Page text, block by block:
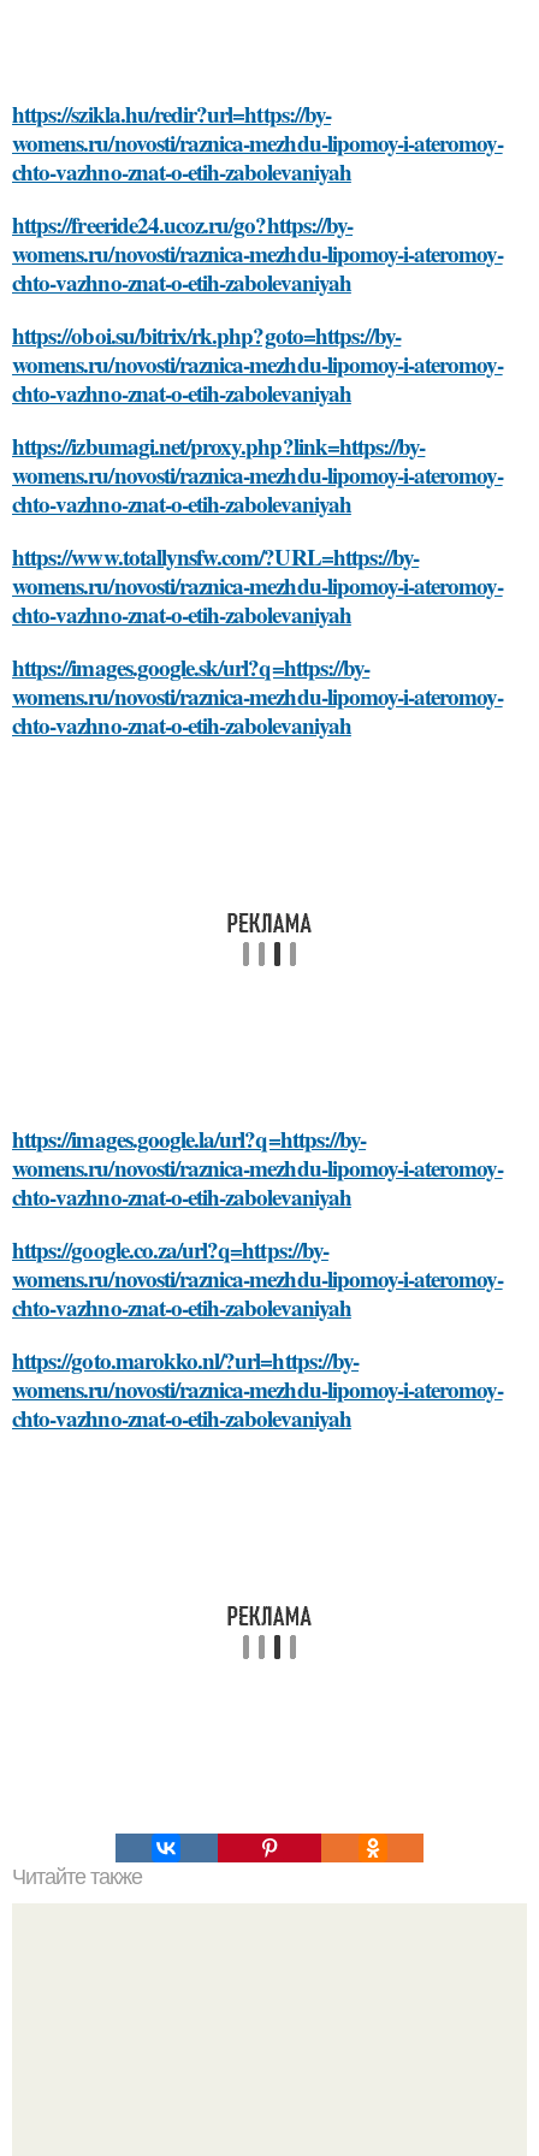
https://szikla.hu/redir?url=https://by-
womens.ru/novosti/raznica-mezhdu-lipomoy-i-ateromoy-
chto-vazhno-znat-o-etih-zabolevaniyah
https://freeride24.ucoz.ru/go?https://by-
womens.ru/novosti/raznica-mezhdu-lipomoy-i-ateromoy-
chto-vazhno-znat-o-etih-zabolevaniyah
https://oboi.su/bitrix/rk.php?goto=https://by-
womens.ru/novosti/raznica-mezhdu-lipomoy-i-ateromoy-
chto-vazhno-znat-o-etih-zabolevaniyah
https://izbumagi.net/proxy.php?link=https://by-
womens.ru/novosti/raznica-mezhdu-lipomoy-i-ateromoy-
chto-vazhno-znat-o-etih-zabolevaniyah
https://www.totallynsfw.com/?URL=https://by-
womens.ru/novosti/raznica-mezhdu-lipomoy-i-ateromoy-
chto-vazhno-znat-o-etih-zabolevaniyah
https://images.google.sk/url?q=https://by-
womens.ru/novosti/raznica-mezhdu-lipomoy-i-ateromoy-
chto-vazhno-znat-o-etih-zabolevaniyah
https://images.google.la/url?q=https://by-
womens.ru/novosti/raznica-mezhdu-lipomoy-i-ateromoy-
chto-vazhno-znat-o-etih-zabolevaniyah
https://google.co.za/url?q=https://by-
womens.ru/novosti/raznica-mezhdu-lipomoy-i-ateromoy-
chto-vazhno-znat-o-etih-zabolevaniyah
https://goto.marokko.nl/?url=https://by-
womens.ru/novosti/raznica-mezhdu-lipomoy-i-ateromoy-
chto-vazhno-znat-o-etih-zabolevaniyah
Читайте также